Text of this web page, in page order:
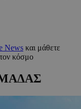
News και μάθετε
τον κόσμο